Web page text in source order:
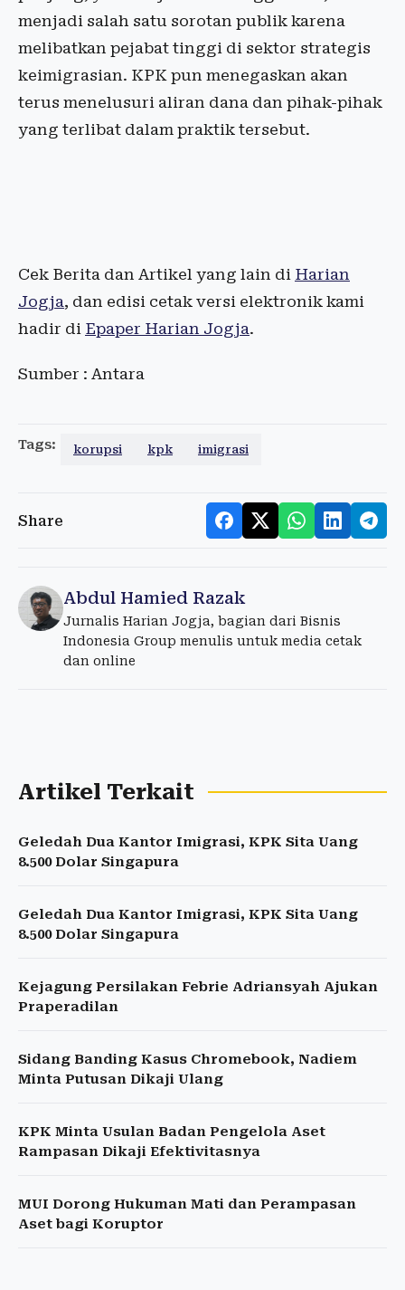
menjadi salah satu sorotan publik karena
melibatkan pejabat tinggi di sektor strategis
keimigrasian. KPK pun menegaskan akan
terus menelusuri aliran dana dan pihak-pihak
yang terlibat dalam praktik tersebut.
Cek Berita dan Artikel yang lain di Harian
Jogja, dan edisi cetak versi elektronik kami
hadir di Epaper Harian Jogja.
Sumber : Antara
Tags: korupsi kpk imigrasi
Share
Abdul Hamied Razak
Jurnalis Harian Jogja, bagian dari Bisnis
Indonesia Group menulis untuk media cetak
dan online
Artikel Terkait
Geledah Dua Kantor Imigrasi, KPK Sita Uang
8.500 Dolar Singapura
Geledah Dua Kantor Imigrasi, KPK Sita Uang
8.500 Dolar Singapura
Kejagung Persilakan Febrie Adriansyah Ajukan
Praperadilan
Sidang Banding Kasus Chromebook, Nadiem
Minta Putusan Dikaji Ulang
KPK Minta Usulan Badan Pengelola Aset
Rampasan Dikaji Efektivitasnya
MUI Dorong Hukuman Mati dan Perampasan
Aset bagi Koruptor